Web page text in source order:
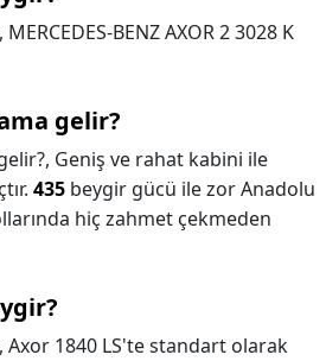
MERCEDES-BENZ AXOR 2 3028 K
gelir?
Geniş ve rahat kabini ile
435 beygir gücü ile zor Anadolu
hiç zahmet çekmeden
Axor 1840 LS'te standart olarak